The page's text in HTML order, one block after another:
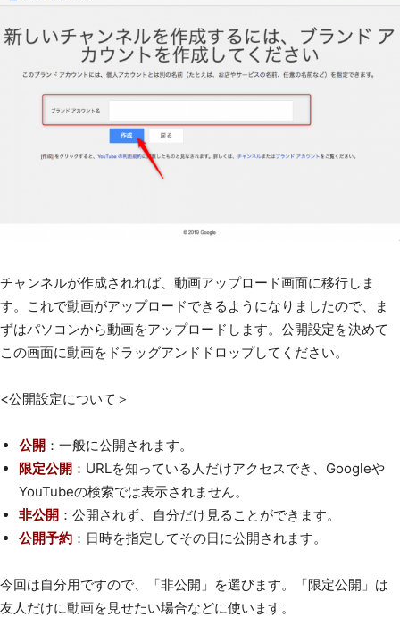
チャンネルが作成されれば、動画アップロード画面に移行しま
す。これで動画がアップロードできるようになりましたので、ま
ずはパソコンから動画をアップロードします。公開設定を決めて
この画面に動画をドラッグアンドドロップしてください。
<公開設定について＞
公開 ：一般に公開されます。
限定公開 ：URLを知っている人だけアクセスでき、Googleや
YouTubeの検索では表示されません。
非公開 ：公開されず、自分だけ見ることができます。
公開予約 ：日時を指定してその日に公開されます。
今回は自分用ですので、「非公開」を選びます。「限定公開」は
友人だけに動画を見せたい場合などに使います。